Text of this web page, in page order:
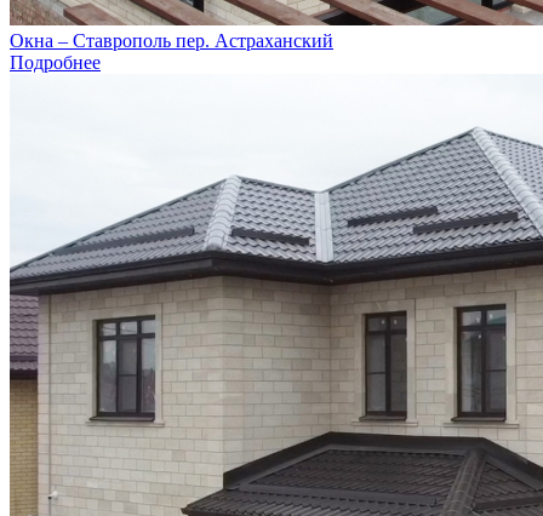
Окна – Ставрополь пер. Астраханский
Подробнее